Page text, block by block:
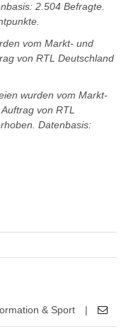
2.504 Befragte.
vom Markt- und
von RTL Deutschland
wurden vom Markt-
von RTL
Datenbasis:
& Sport
|